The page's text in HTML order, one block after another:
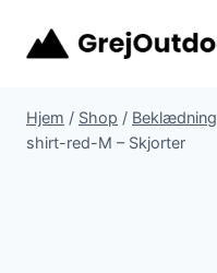
Hjem / Shop / Beklædning
shirt-red-M – Skjorter